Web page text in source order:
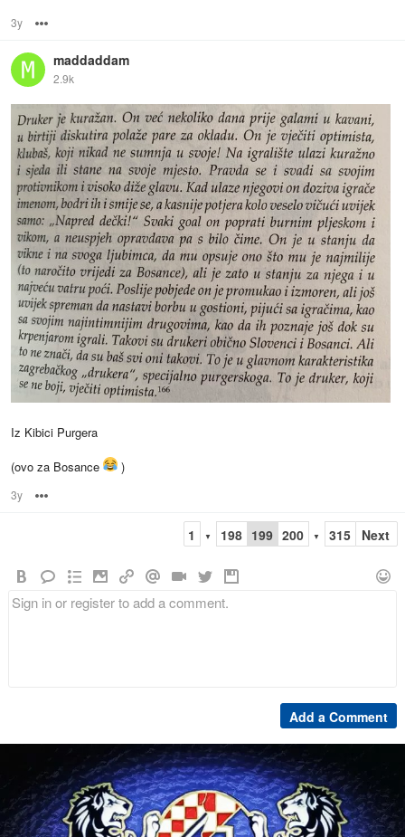
3y
maddaddam
2.9k
Iz Kibici Purgera
(ovo za Bosance
)
3y
1 ▼ 198 199 200 ▼ 315 Next
Add a Comment